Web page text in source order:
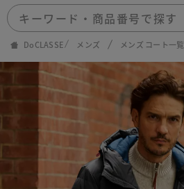
DoCLASSE メンズ メンズ コート一覧